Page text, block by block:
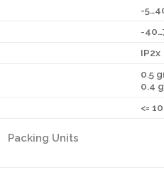
-
-
IP2x
0.5
0.4
<=
Packing Units